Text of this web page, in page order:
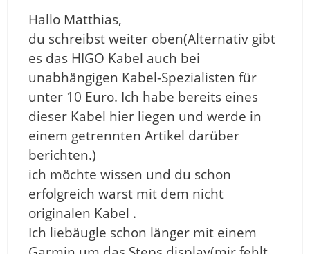
Hallo Matthias,
du schreibst weiter oben(Alternativ gibt
es das HIGO Kabel auch bei
unabhängigen Kabel-Spezialisten für
unter 10 Euro. Ich habe bereits eines
dieser Kabel hier liegen und werde in
einem getrennten Artikel darüber
berichten.)
ich möchte wissen und du schon
erfolgreich warst mit dem nicht
originalen Kabel .
Ich liebäugle schon länger mit einem